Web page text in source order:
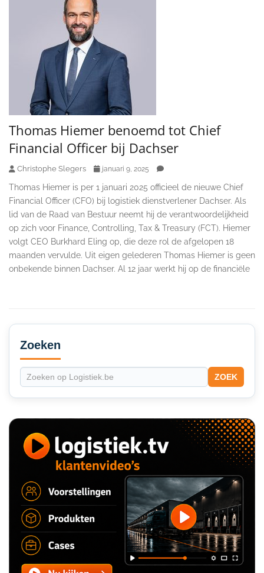
Thomas Hiemer benoemd tot Chief
Financial Officer bij Dachser
Christophe Slegers januari 9, 2025
Thomas Hiemer is per 1 januari 2025 officieel de nieuwe Chief
Financial Officer (CFO) bij logistiek dienstverlener Dachser. Als
lid van de Raad van Bestuur neemt hij de verantwoordelijkheid
op zich voor Finance, Controlling, Tax & Treasury (FCT). Hiemer
volgt CEO Burkhard Eling op, die deze rol de afgelopen 18
maanden vervulde. Uit eigen gelederen Thomas Hiemer is geen
onbekende binnen Dachser. Al 12 jaar werkt hij op de financiële
Secondary
Sidebar
Zoeken
ZOEK